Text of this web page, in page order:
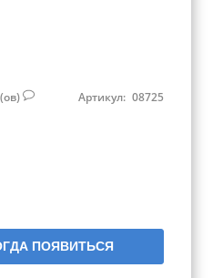
Артикул: 08725
ПОЯВИТЬСЯ